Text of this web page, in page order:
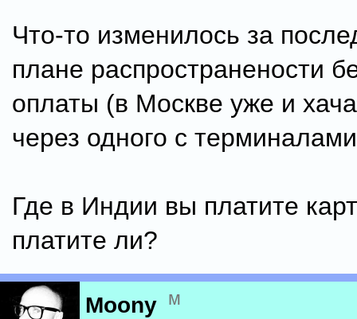
Что-то изменилось за
плане распространености
оплаты (в Москве уже и
через одного с
Где в Индии вы платите
платите ли?
Moony м